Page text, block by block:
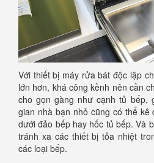
Với thiết bị máy rửa bát độc lập
lớn hơn, khá công kềnh nên cần
cho gọn gàng như cạnh tủ bếp,
gian nhà bạn nhỏ cũng có thể
dưới đảo bếp hay hốc tủ bếp. Và
tránh xa các thiết bị tỏa nhiệt
các loại bếp.